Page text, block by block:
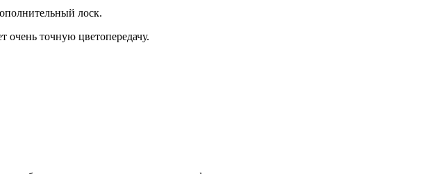
лоск.
очень точную цветопередачу.